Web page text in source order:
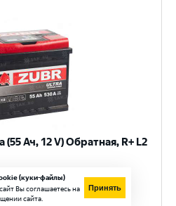
Ач, 12 V) Обратная, R+ L2
(куки-файлы)
Вы соглашаетесь на
сайта.
Принять